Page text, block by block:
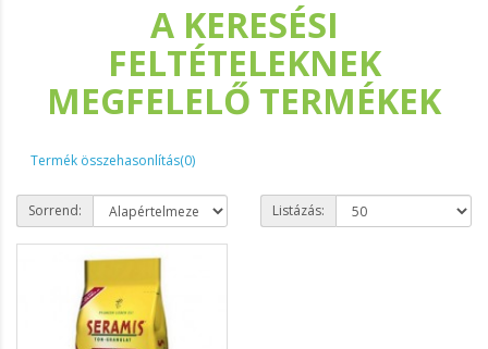
A KERESÉSI
FELTÉTELEKNEK
MEGFELELŐ TERMÉKEK
Termék összehasonlítás(0)
Sorrend: Listázás: